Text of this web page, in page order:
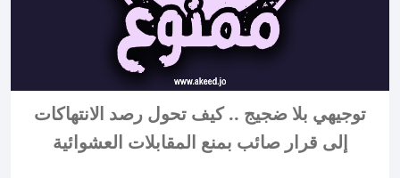
توجيهي بلا ضجيج .. كيف تحول رصد الانتهاكات
إلى قرار صائب بمنع المقابلات العشوائية